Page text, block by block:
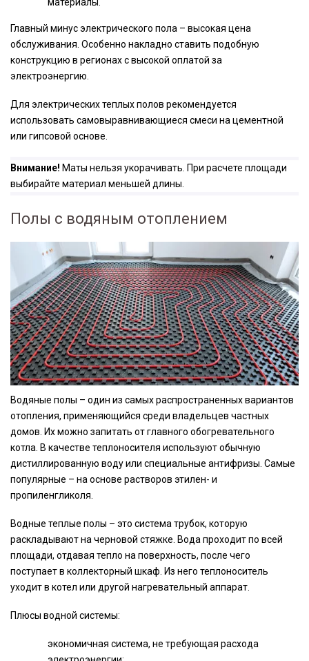
материалы.
Главный минус электрического пола – высокая цена
обслуживания. Особенно накладно ставить подобную
конструкцию в регионах с высокой оплатой за
электроэнергию.
Для электрических теплых полов рекомендуется
использовать самовыравнивающиеся смеси на цементной
или гипсовой основе.
Внимание! Маты нельзя укорачивать. При расчете площади
выбирайте материал меньшей длины.
Полы с водяным отоплением
Водяные полы – один из самых распространенных вариантов
отопления, применяющийся среди владельцев частных
домов. Их можно запитать от главного обогревательного
котла. В качестве теплоносителя используют обычную
дистиллированную воду или специальные антифризы. Самые
популярные – на основе растворов этилен- и
пропиленгликоля.
Водные теплые полы – это система трубок, которую
раскладывают на черновой стяжке. Вода проходит по всей
площади, отдавая тепло на поверхность, после чего
поступает в коллекторный шкаф. Из него теплоноситель
уходит в котел или другой нагревательный аппарат.
Плюсы водной системы:
экономичная система, не требующая расхода